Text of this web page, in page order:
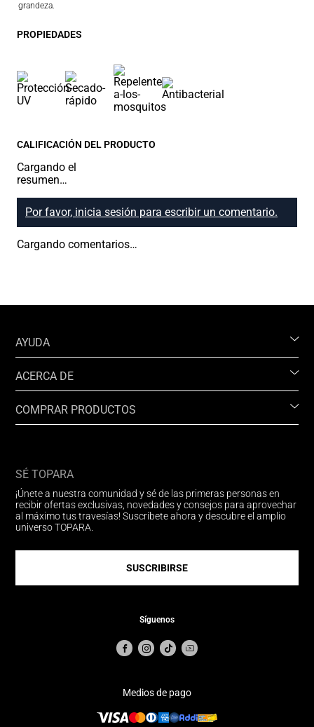
grandeza.
PROPIEDADES
CALIFICACIÓN DEL PRODUCTO
Cargando el
resumen…
Por favor, inicia sesión para escribir un comentario.
Cargando comentarios…
AYUDA
ACERCA DE
COMPRAR PRODUCTOS
SÉ TOPARA
¡Únete a nuestra comunidad y sé de las primeras personas en
recibir ofertas exclusivas, novedades y consejos para aprovechar
al máximo tus travesías! Suscríbete ahora y descubre el amplio
universo TOPARA.
SUSCRIBIRSE
Síguenos
Medios de pago